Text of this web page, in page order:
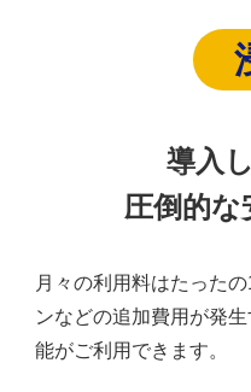
導入
圧倒的な
月々の利用料はたった
ンなどの追加費用が発
能がご利用できます。